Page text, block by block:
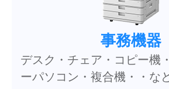
事務機器
デスク・チェア・コピー機
ーパソコン・複合機・・な